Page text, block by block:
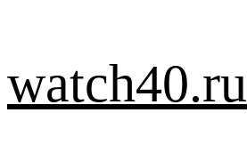
к
содержимому
watch40.ru